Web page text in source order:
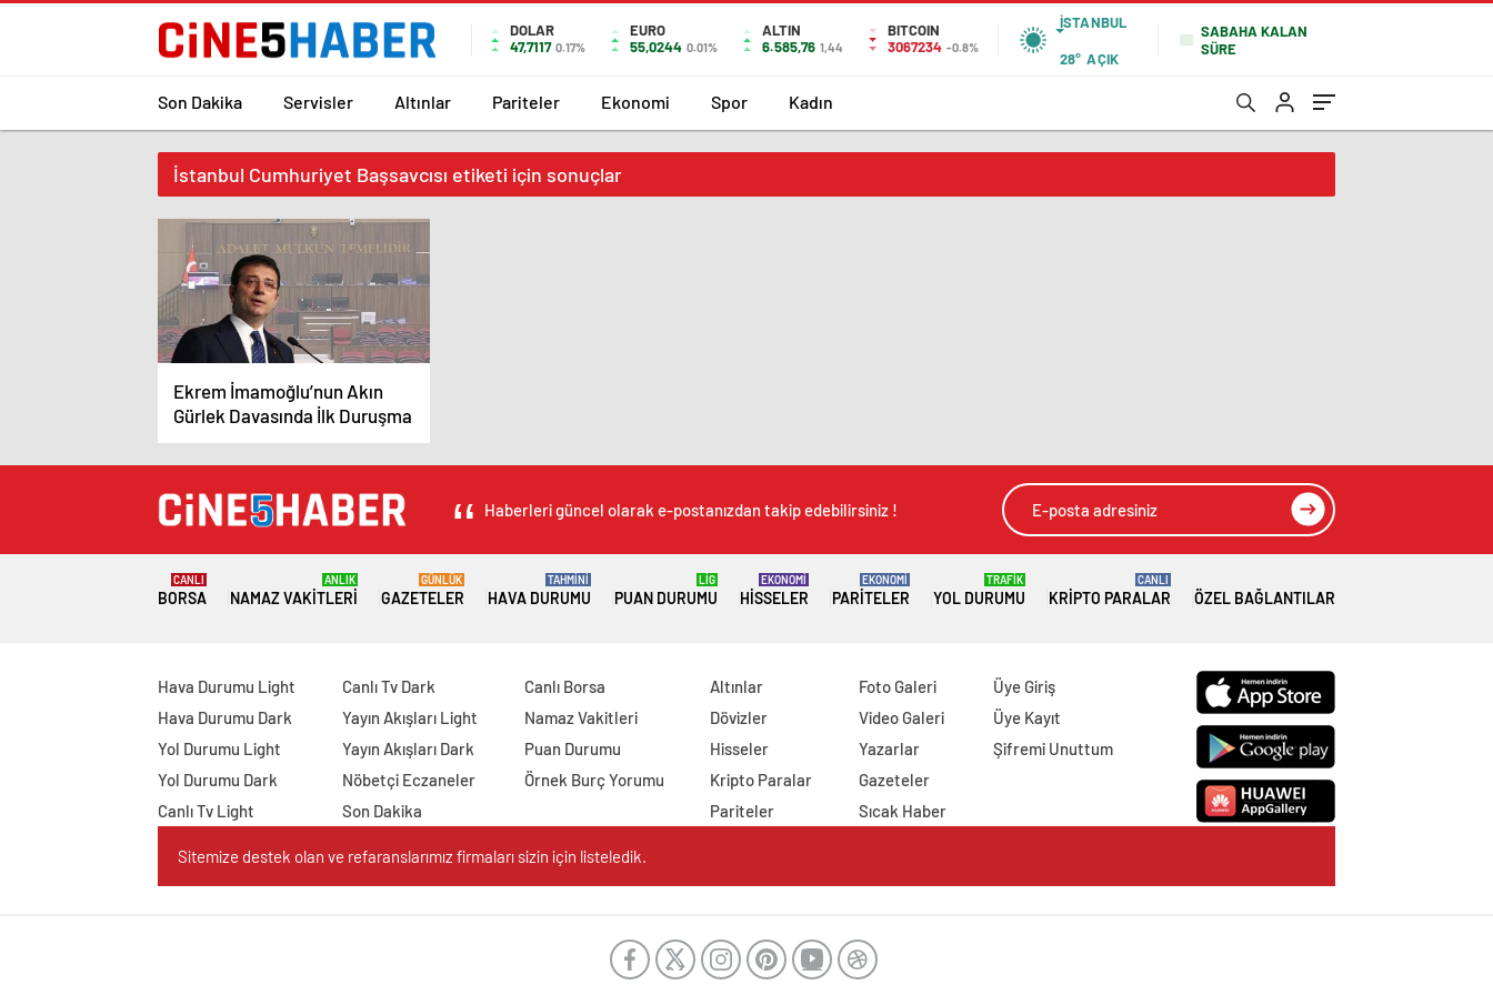
DOLAR
47,7117 0.17%
EURO
55,0244 0.01%
ALTIN
6.585,76 1,44
BITCOIN
3067234 -0.8%
İSTANBUL
28° AÇIK
SABAHA KALAN
SÜRE
Son Dakika Servisler Altınlar Pariteler Ekonomi Spor Kadın
İstanbul Cumhuriyet Başsavcısı etiketi için sonuçlar
Ekrem İmamoğlu’nun Akın
Gürlek Davasında İlk Duruşma
Haberleri güncel olarak e-postanızdan takip edebilirsiniz !
BORSA
CANLI
NAMAZ VAKITLERI
ANLIK
GAZETELER
GÜNLÜK
HAVA DURUMU
TAHMİNİ
PUAN DURUMU
LİG
HISSELER
EKONOMİ
PARITELER
EKONOMİ
YOL DURUMU
TRAFİK
KRIPTO PARALAR
CANLI
ÖZEL BAĞLANTILAR
Hava Durumu Light
Hava Durumu Dark
Yol Durumu Light
Yol Durumu Dark
Canlı Tv Light
Canlı Tv Dark
Yayın Akışları Light
Yayın Akışları Dark
Nöbetçi Eczaneler
Son Dakika
Canlı Borsa
Namaz Vakitleri
Puan Durumu
Örnek Burç Yorumu
Altınlar
Dövizler
Hisseler
Kripto Paralar
Pariteler
Foto Galeri
Video Galeri
Yazarlar
Gazeteler
Sıcak Haber
Üye Giriş
Üye Kayıt
Şifremi Unuttum
Sitemize destek olan ve refaranslarımız firmaları sizin için listeledik.